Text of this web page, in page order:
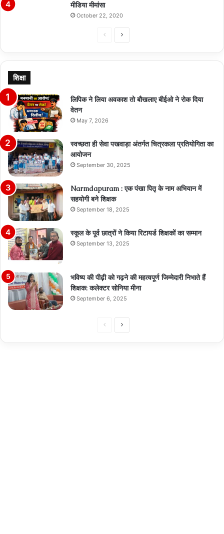
मीडिया मीमांसा
October 22, 2020
PreviousNext
शिक्षा
लिपिक ने लिया अवकाश तो बौखलाए बीईओ ने रोक दिया
वेतन
May 7, 2026
स्वच्छता ही सेवा पखवाड़ा अंतर्गत चित्रकला प्रतियोगिता का
आयोजन
September 30, 2025
Narmdapuram : एक पंखा पितृ के नाम अभियान में
सहयोगी बने शिक्षक
September 18, 2025
स्कूल के पूर्व छात्रों ने किया रिटायर्ड शिक्षकों का सम्मान
September 13, 2025
भविष्य की पीढ़ी को गढ़ने की महत्वपूर्ण जिम्मेदारी निभाते हैं
शिक्षक: कलेक्टर सोनिया मीना
September 6, 2025
PreviousNext